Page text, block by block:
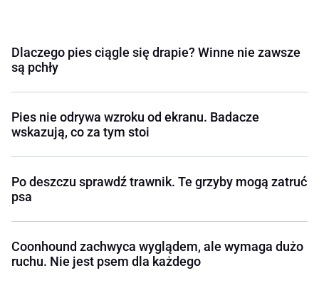
Dlaczego pies ciągle się drapie? Winne nie zawsze
są pchły
Pies nie odrywa wzroku od ekranu. Badacze
wskazują, co za tym stoi
Po deszczu sprawdź trawnik. Te grzyby mogą zatruć
psa
Coonhound zachwyca wyglądem, ale wymaga dużo
ruchu. Nie jest psem dla każdego